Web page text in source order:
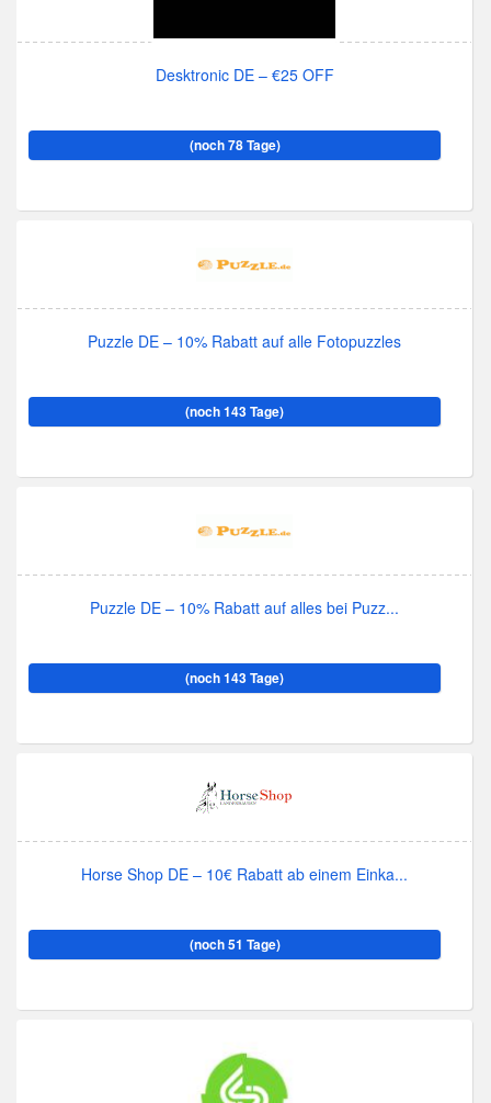
Desktronic DE – €25 OFF
(noch 78 Tage)
Puzzle DE – 10% Rabatt auf alle Fotopuzzles
(noch 143 Tage)
Puzzle DE – 10% Rabatt auf alles bei Puzz...
(noch 143 Tage)
Horse Shop DE – 10€ Rabatt ab einem Einka...
(noch 51 Tage)